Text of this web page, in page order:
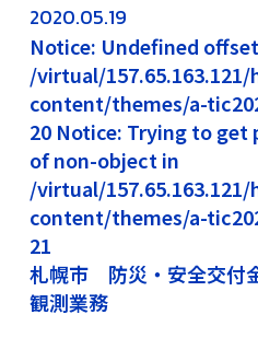
2020.05.19
Notice: Undefined
/virtual/
content/themes/a-
20 Notice: Trying to
of non-object in
/virtual/
content/themes/a-
21
札幌市 防災・安全交付
観測業務